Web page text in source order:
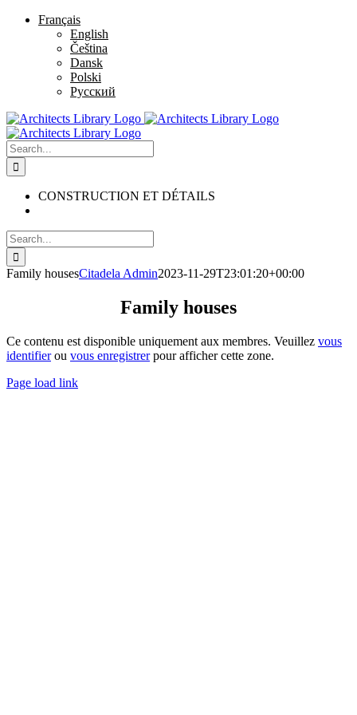
Skip
Facebook
Twitter
Instagram
PinterestFrançais
English
Čeština
Dansk
Polski
Русский
Search
for:
CONSTRUCTION ET DÉTAILS
Search
for:
Family housesCitadela Admin2023-11-29T23:01:20+00:00
Family houses
Ce contenu est disponible uniquement aux membres. Veuillez vous
identifierou vous enregistrerpour afficher cette zone.
Page load link